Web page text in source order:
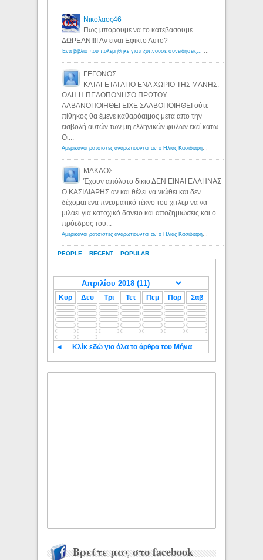
PEOPLE RECENT POPULAR
Νικολαος46
Πως μπορουμε να το κατεβασουμε
ΔΩΡΕΑΝ!!!! Αν ειναι Εφικτο Αυτο?
ΓΕΓΟΝΟΣ
ΚΑΤΑΓΕΤΑΙ ΑΠΟ ΕΝΑ ΧΩΡΙΟ ΤΗΣ ΜΑΝΗΣ.
ΟΛΗ Η ΠΕΛΟΠΟΝΗΣΟ ΠΡΩΤΟΥ
ΑΛΒΑΝΟΠΟΙΗΘΕΙ ΕΙΧΕ ΣΛΑΒΟΠΟΙΗΘΕΙ ούτε
πίθηκος θα έμενε καθαρόαιμος μετα απο την
εισβολή αυτών των μη ελληνικών φυλων εκεί κατω.
Οι...
ΜΑΚΔΟΣ
Έχουν απόλυτο δίκιο ΔΕΝ ΕΙΝΑΙ ΕΛΛΗΝΑΣ
Ο ΚΑΣΙΔΙΑΡΗΣ αν και θέλει να νιώθει και δεν
δέχομαι ενα πνευματικό τέκνο του χιτλερ να να
μιλάει για κατοχικό δανειο και αποζημιώσεις και ο
πρόεδρος του...
Κυρ Δευ Τρι Τετ Πεμ Παρ Σαβ
◄ Κλίκ εδώ για όλα τα άρθρα του Μήνα
Βρείτε μας στο facebook